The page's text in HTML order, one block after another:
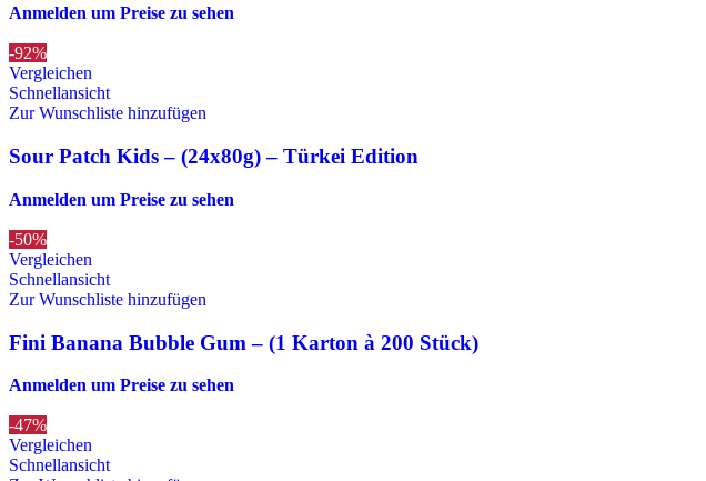
Anmelden um Preise zu sehen
-92%
Vergleichen
Schnellansicht
Zur Wunschliste hinzufügen
Sour Patch Kids – (24x80g) – Türkei Edition
Anmelden um Preise zu sehen
-50%
Vergleichen
Schnellansicht
Zur Wunschliste hinzufügen
Fini Banana Bubble Gum – (1 Karton à 200 Stück)
Anmelden um Preise zu sehen
-47%
Vergleichen
Schnellansicht